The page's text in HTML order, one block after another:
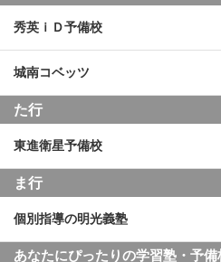
秀英ｉＤ予備校
城南コベッツ
た行
東進衛星予備校
ま行
個別指導の明光義塾
あなたにぴったりの学習塾・予